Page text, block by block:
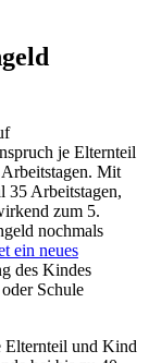
je Elternteil
Mit
35 Arbeitstagen,
zum 5.
nochmals
ein neues
des Kindes
Schule
Elternteil und Kind